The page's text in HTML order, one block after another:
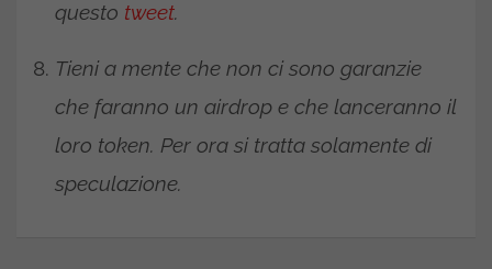
questo tweet.
Tieni a mente che non ci sono garanzie
che faranno un airdrop e che lanceranno il
loro token. Per ora si tratta solamente di
speculazione.